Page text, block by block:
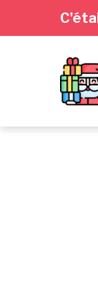
navigation